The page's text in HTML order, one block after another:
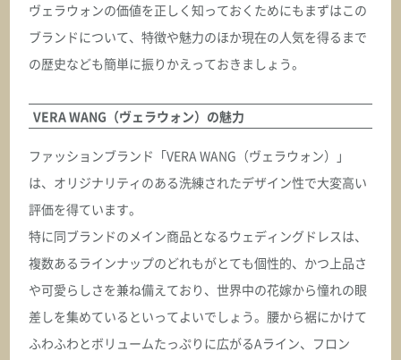
ヴェラウォンの価値を正しく知っておくためにもまずはこの
ブランドについて、特徴や魅力のほか現在の人気を得るまで
の歴史なども簡単に振りかえっておきましょう。
VERA WANG（ヴェラウォン）の魅力
ファッションブランド「VERA WANG（ヴェラウォン）」
は、オリジナリティのある洗練されたデザイン性で大変高い
評価を得ています。
特に同ブランドのメイン商品となるウェディングドレスは、
複数あるラインナップのどれもがとても個性的、かつ上品さ
や可愛らしさを兼ね備えており、世界中の花嫁から憧れの眼
差しを集めているといってよいでしょう。腰から裾にかけて
ふわふわとボリュームたっぷりに広がるAライン、フロン